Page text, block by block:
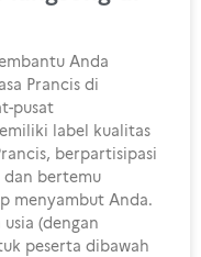
Anda
Prancis di
pusat
label kualitas
berpartisipasi
dan bertemu
menyambut Anda.
(dengan
peserta dibawah